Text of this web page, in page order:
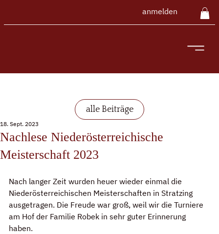
anmelden
alle Beiträge
Nachlese Niederösterreichische
Meisterschaft 2023
18. Sept. 2023
Nach langer Zeit wurden heuer wieder einmal die
Niederösterreichischen Meisterschaften in Stratzing
ausgetragen. Die Freude war groß, weil wir die Turniere
am Hof der Familie Robek in sehr guter Erinnerung
haben.